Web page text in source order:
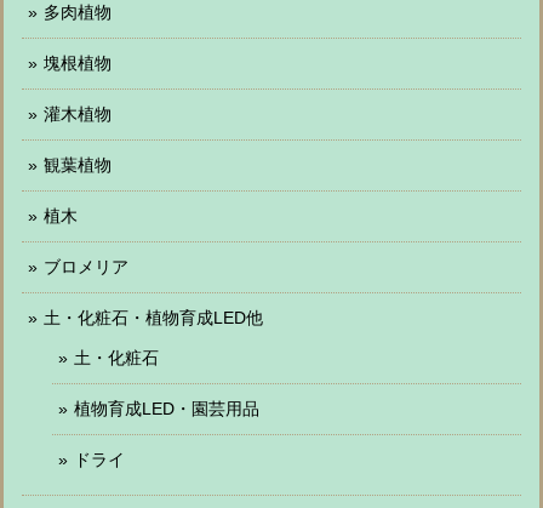
多肉植物
塊根植物
灌木植物
観葉植物
植木
ブロメリア
土・化粧石・植物育成LED他
土・化粧石
植物育成LED・園芸用品
ドライ